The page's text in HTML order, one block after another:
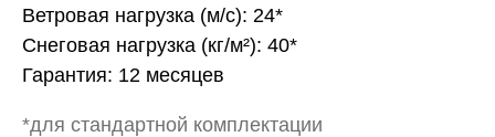
Ветровая нагрузка (м/с): 24*
Снеговая нагрузка (кг/м²): 40*
Гарантия: 12 месяцев
*для стандартной комплектации